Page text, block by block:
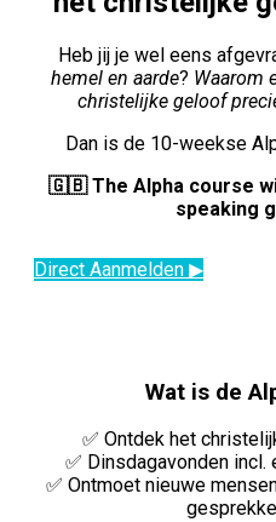
Heb jij je wel eens
hemel en aarde? Waarom
christelijke geloof
Dan is de 10-weekse
🇬🇧 The Alpha course
speaking
Direct Aanmelden ▶
Wat is de
✅ Ontdek het
✅ Dinsdagavonden
✅ Ontmoet nieuwe